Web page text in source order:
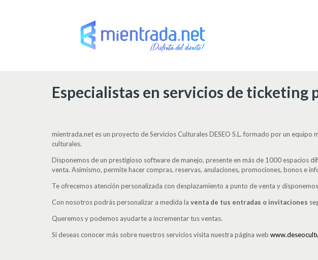
Especialistas en servicios de ticketing
mientrada.net es un proyecto de Servicios Culturales DESEO S.L. formado por un
culturales.
Disponemos de un prestigioso software de manejo, presente en más de 1000 espacios
venta. Asimismo, permite hacer compras, reservas, anulaciones, promociones, bonos e
Te ofrecemos atención personalizada con desplazamiento a punto de venta y
Con nosotros podrás personalizar a medida la venta de tus entradas o invitaciones
Queremos y podemos ayudarte a incrementar tus ventas.
Si deseas conocer más sobre nuestros servicios visita nuestra página web